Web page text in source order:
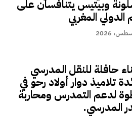
وبيتيس يتنافسان على
المغربي
حافلة للنقل المدرسي
تلاميذ دوار أولاد رحو في
لدعم التمدرس ومحاربة
المدرسي.